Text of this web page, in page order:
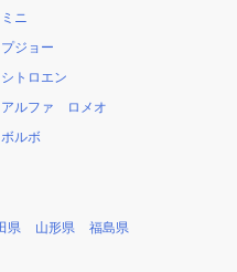
ミニ
プジョー
シトロエン
アルファ ロメオ
ボルボ
県 山形県 福島県